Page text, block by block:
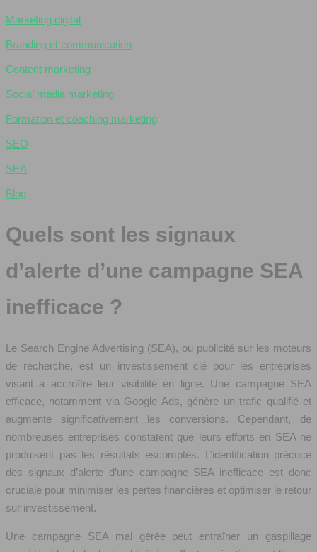
Marketing digital
Branding et communication
Content marketing
Social media marketing
Formation et coaching marketing
SEO
SEA
Blog
Quels sont les signaux
d’alerte d’une campagne SEA
inefficace ?
Le Search Engine Advertising (SEA), ou publicité sur les moteurs
de recherche, est un investissement clé pour les entreprises
visant à accroître leur visibilité en ligne. Une campagne SEA
efficace, notamment via Google Ads, génère un trafic qualifié et
augmente significativement les conversions. Cependant, de
nombreuses entreprises constatent que leurs efforts en SEA ne
produisent pas les résultats escomptés. L’identification précoce
des signaux d’alerte d’une campagne SEA inefficace est donc
cruciale pour minimiser les pertes financières et optimiser le retour
sur investissement.
Une campagne SEA mal gérée peut entraîner un gaspillage